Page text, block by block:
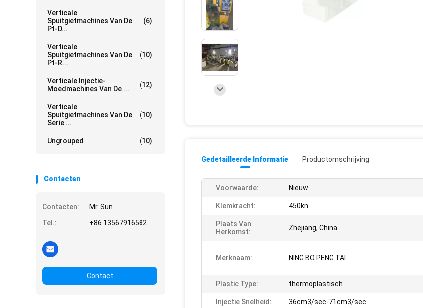
Verticale
Spuitgietmachines Van De
Pt-D...
(6)
Verticale
Spuitgietmachines Van De
Pt-R...
(10)
Verticale Injectie-
Moedmachines Van De ...
(12)
Verticale
Spuitgietmachines Van De
Serie ...
(10)
Ungrouped (10)
Contacten
Contacten:
Mr. Sun
Tel.:
+86 13567916582
Contact
Gedetailleerde Informatie Productomschrijving
Voorwaarde: Nieuw
Klemkracht: 450kn
Plaats Van
Herkomst:
Zhejiang, China
Merknaam: NING BO PENG TAI
Plastic Type: thermoplastisch
Injectie Snelheid: 36cm3/sec-71cm3/sec